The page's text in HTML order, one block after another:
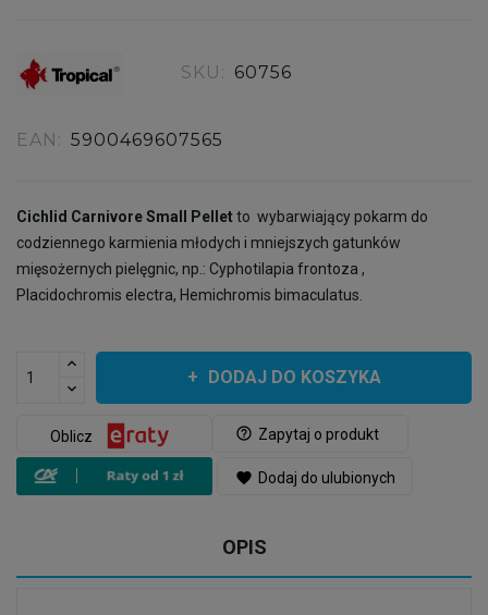
SKU: 60756
EAN: 5900469607565
Cichlid Carnivore Small Pelletto wybarwiający pokarm do
codziennego karmienia młodych i mniejszych gatunków
mięsożernych pielęgnic, np.: Cyphotilapia frontoza ,
Placidochromis electra, Hemichromis bimaculatus.
DODAJ DO KOSZYKA
help_outline Zapytaj o produkt
Oblicz
favorite Dodaj do ulubionych
OPIS